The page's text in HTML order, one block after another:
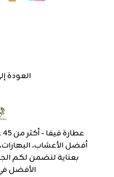
العودة
أفضل الأعشاب،
بعناية لنضمن لكم
الأفضل